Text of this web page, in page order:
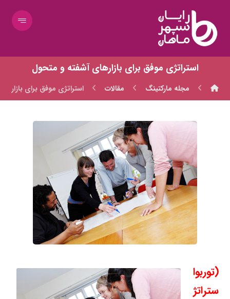
استراتژی موفق برای بازارهای آشفته و متحول
مجله مارکتینگ مقالات استراتژی موفق برای
(توربوا
ستراتژ